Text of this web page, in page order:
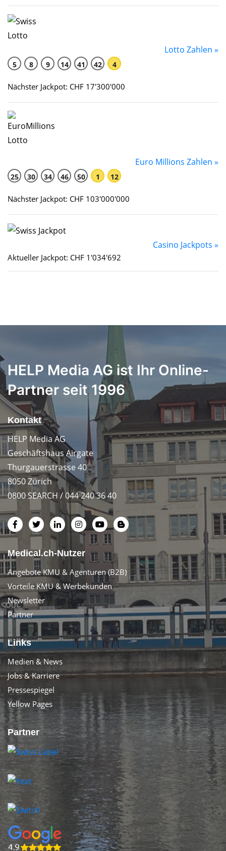
Lotto Zahlen »
5 8 9 14 41 42 4
Nächster Jackpot: CHF 17'300'000
Euro Millions Zahlen »
25 30 34 46 50 1 12
Nächster Jackpot: CHF 103'000'000
Casino Jackpots »
Aktueller Jackpot: CHF 1'034'692
HELP Media AG ist Ihr Online-
Partner seit 1996
Kontakt
HELP Media AG
Geschäftshaus Airgate
Thurgauerstrasse 40
8050 Zürich
0800 SEARCH / 044 240 36 40
Medical.ch-Nutzer
Angebote KMU & Agenturen (B2B)
Vorteile KMU & Werbekunden
Newsletter
Partner
Links
Medien & News
Jobs & Karriere
Pressespiegel
Yellow Pages
Partner